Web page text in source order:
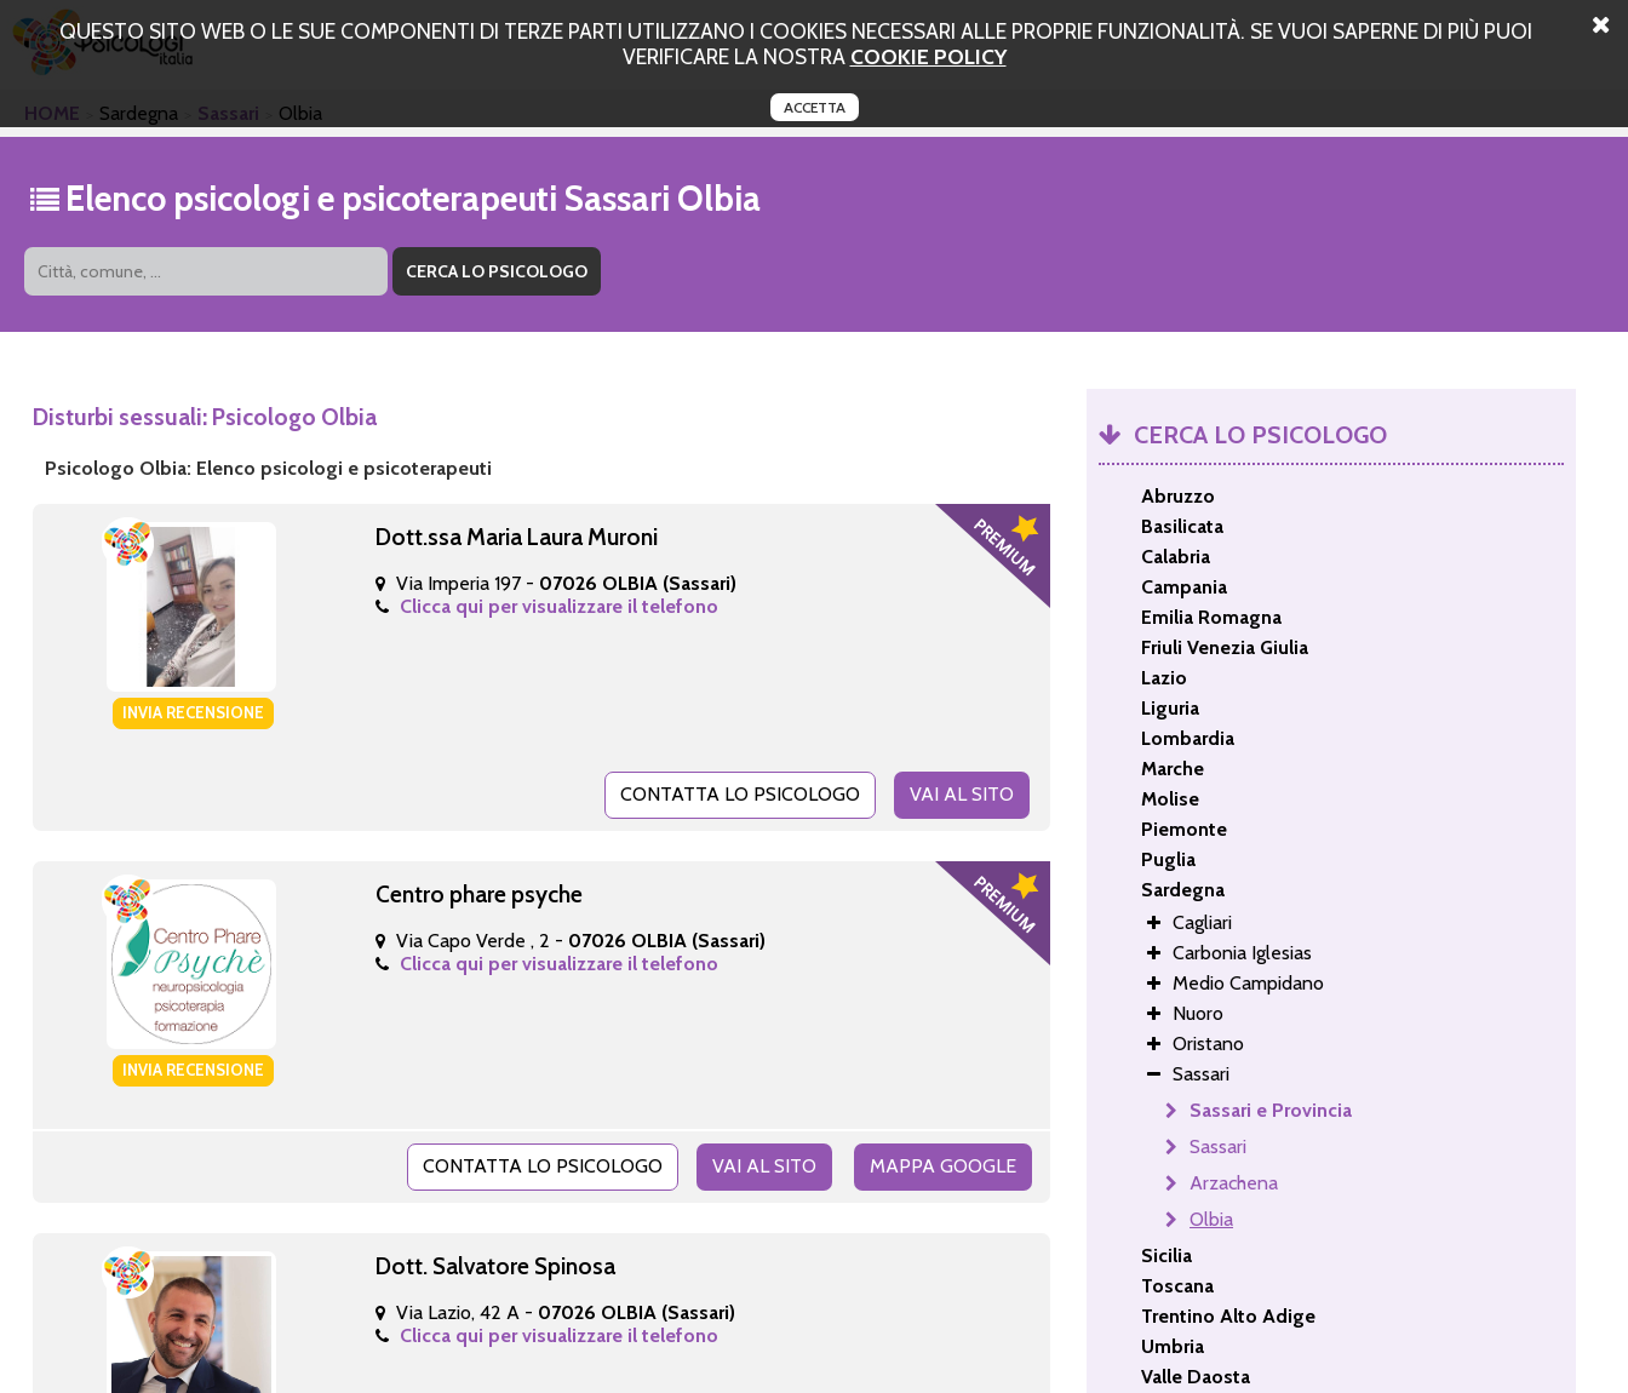
QUESTO SITO WEB O LE SUE COMPONENTI DI TERZE PARTI UTILIZZANO I COOKIES NECESSARI ALLE PROPRIE FUNZIONALITÀ. SE VUOI SAPERNE DI PIÙ PUOI
VERIFICARE LA NOSTRA COOKIE POLICY
ACCETTA
HOME Sardegna Sassari Olbia
Elenco psicologi e psicoterapeuti Sassari Olbia
Disturbi sessuali: Psicologo Olbia
Psicologo Olbia: Elenco psicologi e psicoterapeuti
INVIA RECENSIONE
Dott.ssa Maria Laura Muroni
Via Imperia 197 - 07026 OLBIA (Sassari)
Clicca qui per visualizzare il telefono
CONTATTA LO PSICOLOGO VAI AL SITO
INVIA RECENSIONE
Centro phare psyche
Via Capo Verde , 2 - 07026 OLBIA (Sassari)
Clicca qui per visualizzare il telefono
MAPPA GOOGLE
CONTATTA LO PSICOLOGO VAI AL SITO
Dott. Salvatore Spinosa
Via Lazio, 42 A - 07026 OLBIA (Sassari)
Clicca qui per visualizzare il telefono
CERCA LO PSICOLOGO
Abruzzo
Basilicata
Calabria
Campania
Emilia Romagna
Friuli Venezia Giulia
Lazio
Liguria
Lombardia
Marche
Molise
Piemonte
Puglia
Sardegna
Cagliari
Carbonia Iglesias
Medio Campidano
Nuoro
Oristano
Sassari
Sassari e Provincia
Sassari
Arzachena
Olbia
Sicilia
Toscana
Trentino Alto Adige
Umbria
Valle Daosta